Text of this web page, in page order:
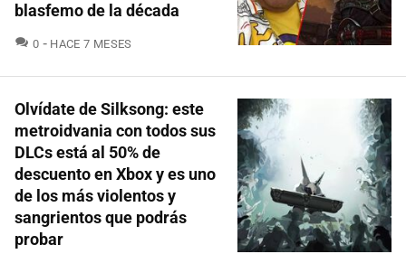
blasfemo de la década
0 COMENTARIOS
HACE 7 MESES
Olvídate de Silksong: este
metroidvania con todos sus
DLCs está al 50% de
descuento en Xbox y es uno
de los más violentos y
sangrientos que podrás
probar